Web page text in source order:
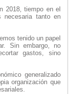
2018, tiempo en el
necesaria tanto en
tenido un papel
Sin embargo, no
gastos, sino
generalizado
organización que